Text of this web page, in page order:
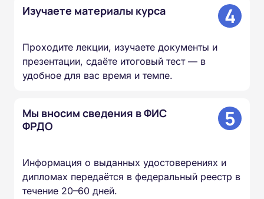
Изучаете материалы курса 4
Проходите лекции, изучаете документы и
презентации, сдаёте итоговый тест — в
удобное для вас время и темпе.
Мы вносим сведения в ФИС
ФРДО
5
Информация о выданных удостоверениях и
дипломах передаётся в федеральный реестр в
течение 20–60 дней.